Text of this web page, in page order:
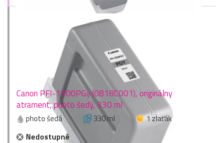
Canon PFI-1300PGy (0818C001), originálny
atrament, photo šedý, 330 ml
photo šedá 330 ml
1 zlaťák
Nedostupné